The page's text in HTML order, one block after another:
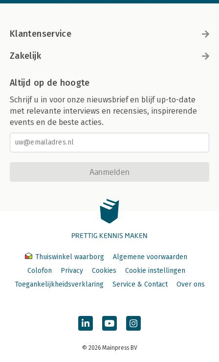
Klantenservice
Zakelijk
Altijd op de hoogte
Schrijf u in voor onze nieuwsbrief en blijf up-to-date
met relevante interviews en recensies, inspirerende
events en de beste acties.
Aanmelden
PRETTIG KENNIS MAKEN
Thuiswinkel waarborg
Algemene voorwaarden
Colofon
Privacy Cookies
Cookie instellingen
Toegankelijkheidsverklaring
Service & Contact Over ons
© 2026 Mainpress BV